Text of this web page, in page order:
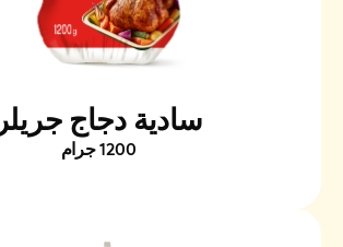
سادية دجاج جريلر
1200 جرام